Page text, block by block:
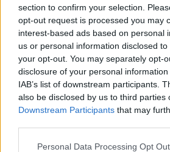
section to confirm your selection.
opt-out request is processed you may
interest-based ads based on personal
us or personal information disclosed
your opt-out. You may separately opt-
disclosure of your personal
IAB’s list of downstream participants.
also be disclosed by us to third parties
Downstream Participants that may
Personal Data Processing Opt